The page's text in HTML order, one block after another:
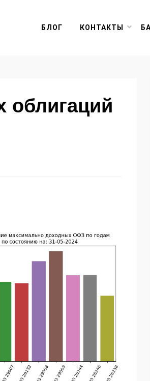
БЛОГ КОНТАКТЫ
облигаций